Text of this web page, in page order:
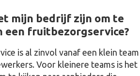
mijn bedrijf zijn om te
een fruitbezorgservice?
is al zinvol vanaf een klein team
Voor kleinere teams is het